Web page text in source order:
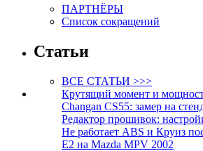
ПАРТНЁРЫ
Список сокращений
Статьи
ВСЕ СТАТЬИ >>>
Крутящий момент и
Changan CS55: замер на
Редактор прошивок:
Не работает ABS и Круиз
E2 на Mazda MPV 2002